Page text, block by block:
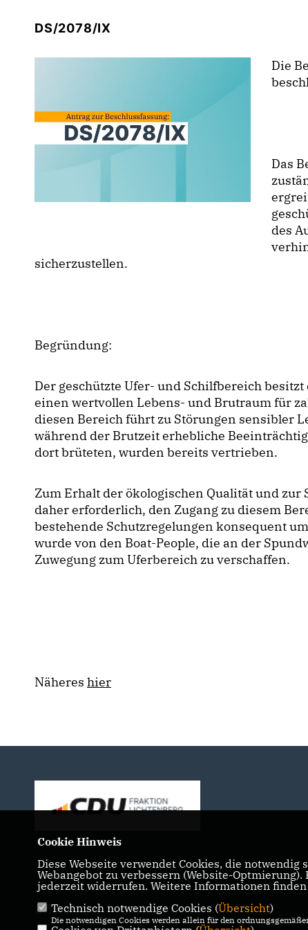
DS/2078/IX
Die
Das
des
sicherzustellen.
Begründung:
Der geschützte Ufer- und Schilfbereich
einen wertvollen Lebens- und Brutraum für
diesen Bereich führt zu Störungen sensibler
während der Brutzeit erhebliche
dort brüteten, wurden bereits vertrieben.
Zum Erhalt der ökologischen Qualität und zur
daher erforderlich, den Zugang zu diesem
bestehende Schutzregelungen konsequent
wurde von den Boat-People, die an der
Zuwegung zum Uferbereich zu verschaffen.
Näheres hier
IMPRESSUM DATENSCHUTZ KONTAKT
Cookie Hinweis
Diese Webseite verwendet Cookies, die
Webangebot zu verbessern (Website-
jederzeit widerrufen. Weitere Informationen
Technisch notwendige Cookies (Übersicht)
Die notwendigen Cookies werden allein für den